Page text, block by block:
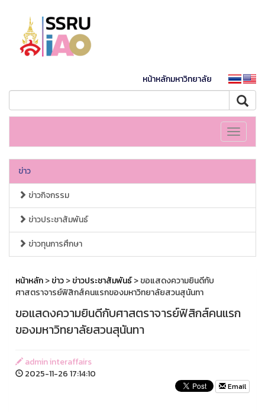
หน้าหลักมหาวิทยาลัย
Toggle
ข่าว
ข่าวกิจกรรม
ข่าวประชาสัมพันธ์
ข่าวทุนการศึกษา
หน้าหลัก>ข่าว>ข่าวประชาสัมพันธ์> ขอแสดงความยินดีกับ
ศาสตราจารย์ฟิสิกส์คนแรกของมหาวิทยาลัยสวนสุนันทา
ขอแสดงความยินดีกับศาสตราจารย์ฟิสิกส์คนแรก
ของมหาวิทยาลัยสวนสุนันทา
admin interaffairs
2025-11-26 17:14:10
Email